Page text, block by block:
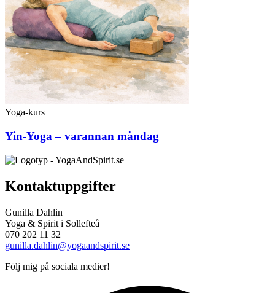
Yoga-kurs
Yin-Yoga – varannan måndag
Kontaktuppgifter
Gunilla Dahlin
Yoga & Spirit i Sollefteå
070 202 11 32
gunilla.dahlin@yogaandspirit.se
Följ mig på sociala medier!